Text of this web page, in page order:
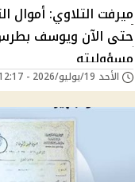
ميرفت التلاوي: أموال
حتى الآن ويوسف
مسؤوليته
الأحد 19/يوليو/2026 - 12:17 ص